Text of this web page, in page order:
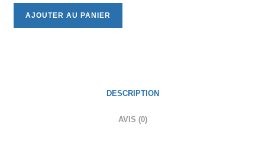
AJOUTER AU PANIER
DESCRIPTION
AVIS (0)